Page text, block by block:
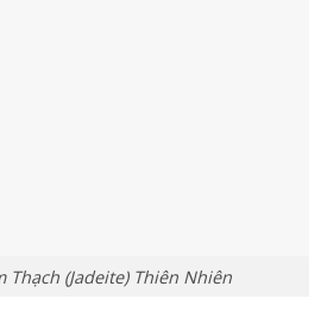
Thạch (Jadeite) Thiên Nhiên